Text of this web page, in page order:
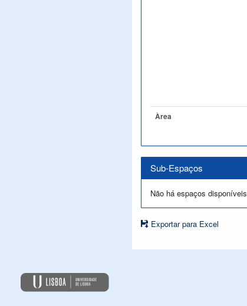
Àrea
Sub-Espaços
Não há espaços disponíveis
Exportar para Excel